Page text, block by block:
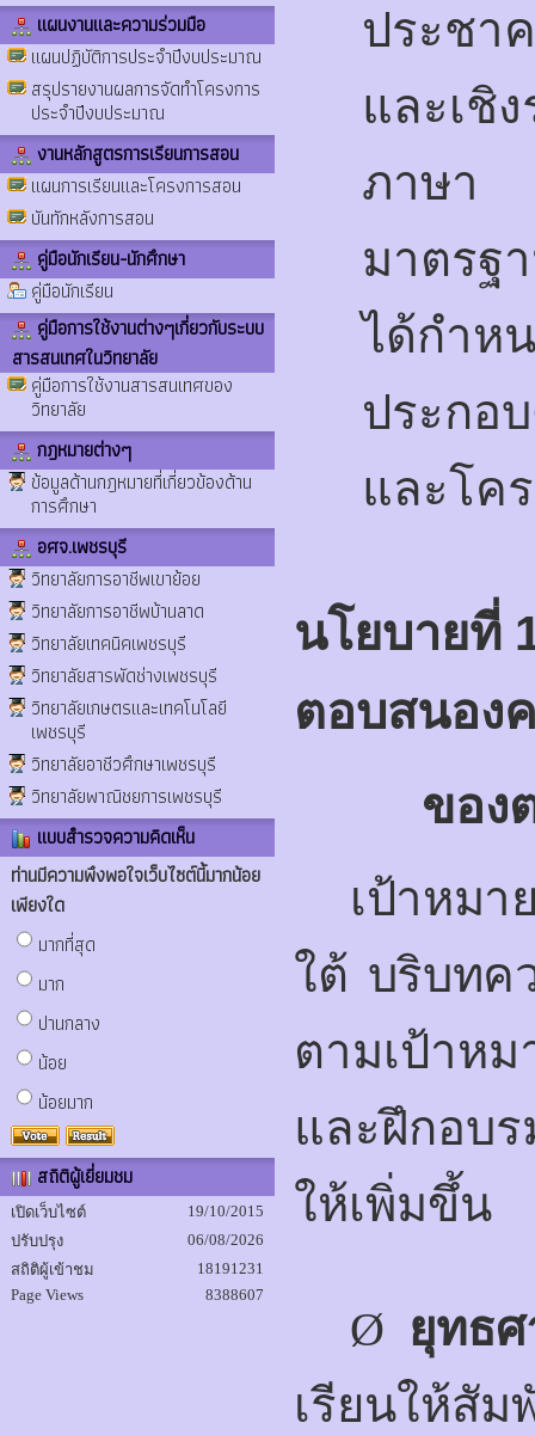
แผนงานและความร่วมมือ
แผนปฏิบัติการประจำปีงบประมาณ
สรุปรายงานผลการจัดทำโครงการ
ประจำปีงบประมาณ
งานหลักสูตรการเรียนการสอน
แผนการเรียนและโครงการสอน
บันทักหลังการสอน
คู่มือนักเรียน-นักศึกษา
คู่มือนักเรียน
คู่มือการใช้งานต่างๆเกี่ยวกับระบบ
สารสนเทศในวิทยาลัย
คู่มือการใช้งานสารสนเทศของ
วิทยาลัย
กฎหมายต่างๆ
ข้อมูลด้านกฎหมายที่เกี่ยวข้องด้าน
การศึกษา
อศจ.เพชรบุรี
วิทยาลัยการอาชีพเขาย้อย
วิทยาลัยการอาชีพบ้านลาด
วิทยาลัยเทคนิคเพชรบุรี
วิทยาลัยสารพัดช่างเพชรบุรี
วิทยาลัยเกษตรและเทคโนโลยี
เพชรบุรี
วิทยาลัยอาชีวศึกษาเพชรบุรี
วิทยาลัยพาณิชยการเพชรบุรี
แบบสำรวจความคิดเห็น
ท่านมีความพึงพอใจเว็บไซต์นี้มากน้อย
เพียงใด
มากที่สุด
มาก
ปานกลาง
น้อย
น้อยมาก
สถิติผู้เยี่ยมชม
เปิดเว็บไซต์
19/10/2015
ปรับปรุง
06/08/2026
สถิติผู้เข้าชม
18191231
Page Views
8388607
ประชา
และเ
ภาษา
มาตรฐ
ได้กำห
ประกอ
และโค
นโยบายที่
ตอบสนอง
ของ
เป้าหม
ใต้ บริบทค
ตามเป้าห
และฝึกอบ
ให้เพิ่มขึ้น
Ø ยุทธ
เรียนให้สั